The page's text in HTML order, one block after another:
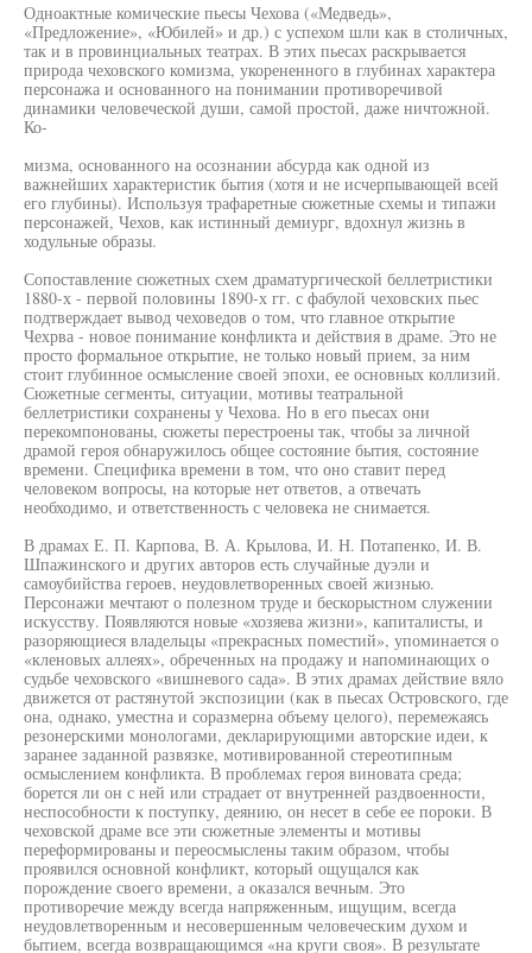
Одноактные комические пьесы Чехова («Медведь»,
«Предложение», «Юбилей» и др.) с успехом шли как в столичных,
так и в провинциальных театрах. В этих пьесах раскрывается
природа чеховского комизма, укорененного в глубинах характера
персонажа и основанного на понимании противоречивой
динамики человеческой души, самой простой, даже ничтожной.
Ко-
мизма, основанного на осознании абсурда как одной из
важнейших характеристик бытия (хотя и не исчерпывающей всей
его глубины). Используя трафаретные сюжетные схемы и типажи
персонажей, Чехов, как истинный демиург, вдохнул жизнь в
ходульные образы.
Сопоставление сюжетных схем драматургической беллетристики
1880-х - первой половины 1890-х гг. с фабулой чеховских пьес
подтверждает вывод чеховедов о том, что главное открытие
Чехрва - новое понимание конфликта и действия в драме. Это не
просто формальное открытие, не только новый прием, за ним
стоит глубинное осмысление своей эпохи, ее основных коллизий.
Сюжетные сегменты, ситуации, мотивы театральной
беллетристики сохранены у Чехова. Но в его пьесах они
перекомпонованы, сюжеты перестроены так, чтобы за личной
драмой героя обнаружилось общее состояние бытия, состояние
времени. Специфика времени в том, что оно ставит перед
человеком вопросы, на которые нет ответов, а отвечать
необходимо, и ответственность с человека не снимается.
В драмах Е. П. Карпова, В. А. Крылова, И. Н. Потапенко, И. В.
Шпажинского и других авторов есть случайные дуэли и
самоубийства героев, неудовлетворенных своей жизнью.
Персонажи мечтают о полезном труде и бескорыстном служении
искусству. Появляются новые «хозяева жизни», капиталисты, и
разоряющиеся владельцы «прекрасных поместий», упоминается о
«кленовых аллеях», обреченных на продажу и напоминающих о
судьбе чеховского «вишневого сада». В этих драмах действие вяло
движется от растянутой экспозиции (как в пьесах Островского, где
она, однако, уместна и соразмерна объему целого), перемежаясь
резонерскими монологами, декларирующими авторские идеи, к
заранее заданной развязке, мотивированной стереотипным
осмыслением конфликта. В проблемах героя виновата среда;
борется ли он с ней или страдает от внутренней раздвоенности,
неспособности к поступку, деянию, он несет в себе ее пороки. В
чеховской драме все эти сюжетные элементы и мотивы
переформированы и переосмыслены таким образом, чтобы
проявился основной конфликт, который ощущался как
порождение своего времени, а оказался вечным. Это
противоречие между всегда напряженным, ищущим, всегда
неудовлетворенным и несовершенным человеческим духом и
бытием, всегда возвращающимся «на круги своя». В результате